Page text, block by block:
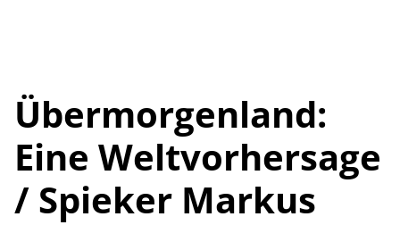
Übermorgenland:
Eine Weltvorhersage
/ Spieker Markus